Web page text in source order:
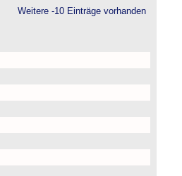
Weitere -10 Einträge vorhanden